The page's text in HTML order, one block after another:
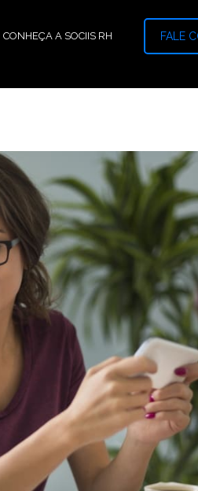
CONHEÇA A SOCIIS RH FALE